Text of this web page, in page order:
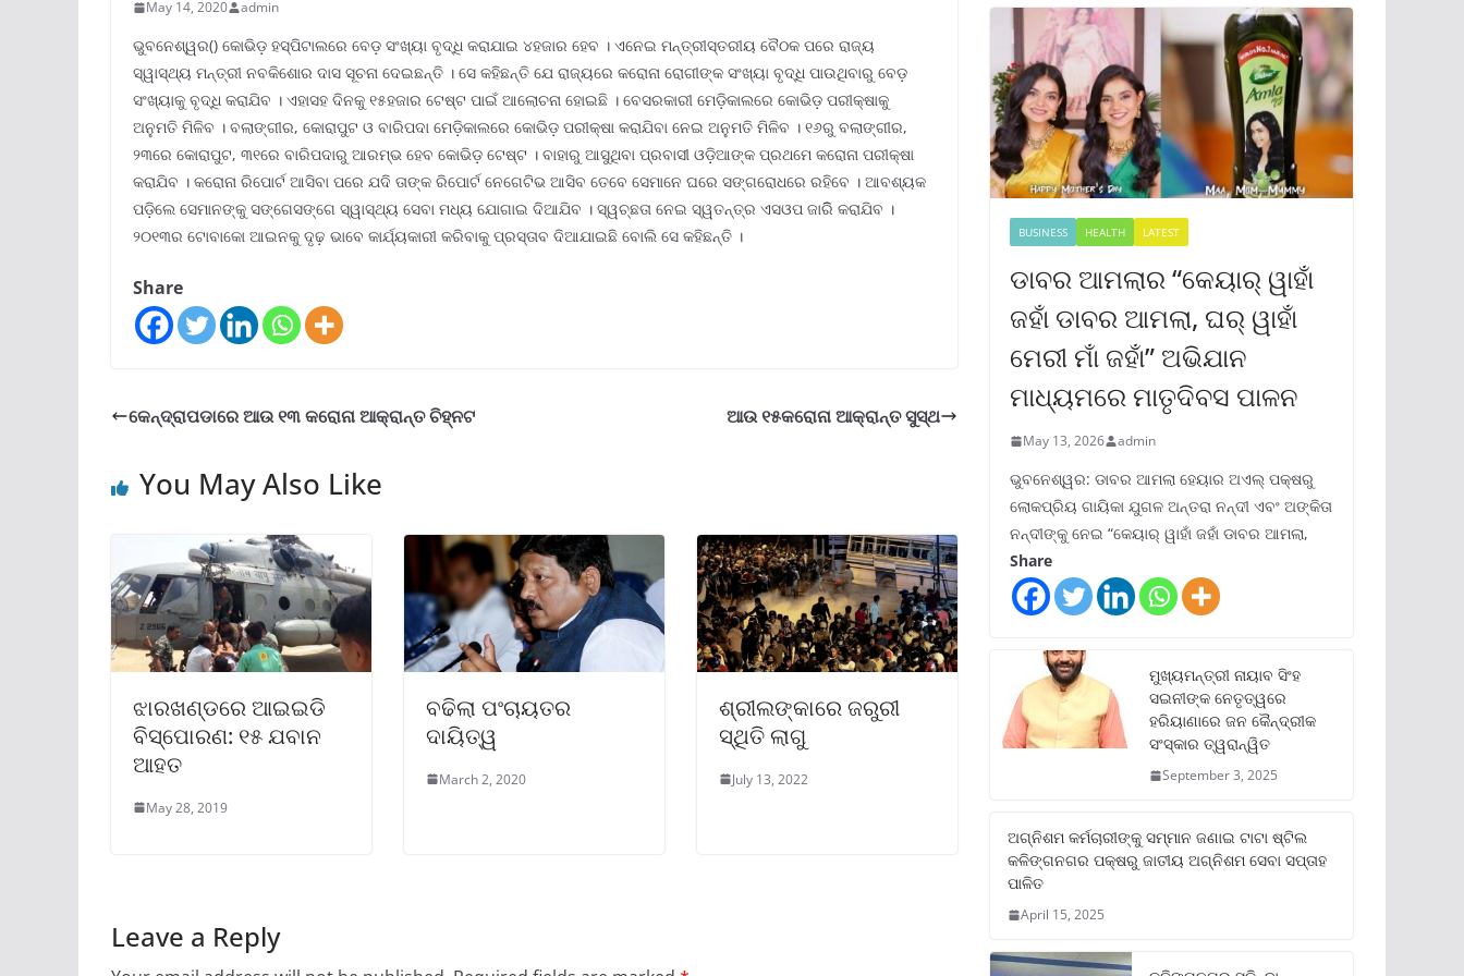
May 14, 2020 admin
ଭୁବନେଶ୍ୱର() କୋଭିଡ଼ ହସ୍ପିଟାଲରେ ବେଡ଼ ସଂଖ୍ୟା ବୃଦ୍ଧି କରାଯାଇ ୪ହଜାର ହେବ । ଏନେଇ ମନ୍ତ୍ରୀସ୍ତରୀୟ ବୈଠକ ପରେ ରାଜ୍ୟ
ସ୍ୱାସ୍ଥ୍ୟ ମନ୍ତ୍ରୀ ନବକିଶୋର ଦାସ ସୂଚନା ଦେଇଛନ୍ତି । ସେ କହିଛନ୍ତି ଯେ ରାଜ୍ୟରେ କରୋନା ରୋଗୀଙ୍କ ସଂଖ୍ୟା ବୃଦ୍ଧି ପାଉଥିବାରୁ ବେଡ଼
ସଂଖ୍ୟାକୁ ବୃଦ୍ଧି କରାଯିବ । ଏହାସହ ଦିନକୁ ୧୫ହଜାର ଟେଷ୍ଟ ପାଇଁ ଆଲୋଚନା ହୋଇଛି । ବେସରକାରୀ ମେଡ଼ିକାଲରେ କୋଭିଡ଼ ପରୀକ୍ଷାକୁ
ଅନୁମତି ମିଳିବ । ବଲାଙ୍ଗୀର, କୋରାପୁଟ ଓ ବାରିପଦା ମେଡ଼ିକାଲରେ କୋଭିଡ଼ ପରୀକ୍ଷା କରାଯିବା ନେଇ ଅନୁମତି ମିଳିବ । ୧୬ରୁ ବଲାଙ୍ଗୀର,
୨୩ରେ କୋରାପୁଟ, ୩୧ରେ ବାରିପଦାରୁ ଆରମ୍ଭ ହେବ କୋଭିଡ଼ ଟେଷ୍ଟ । ବାହାରୁ ଆସୁଥିବା ପ୍ରବାସୀ ଓଡ଼ିଆଙ୍କ ପ୍ରଥମେ କରୋନା ପରୀକ୍ଷା
କରାଯିବ । କରୋନା ରିପୋର୍ଟ ଆସିବା ପରେ ଯଦି ତାଙ୍କ ରିପୋର୍ଟ ନେଗେଟିଭ ଆସିବ ତେବେ ସେମାନେ ଘରେ ସଙ୍ଗରୋଧରେ ରହିବେ । ଆବଶ୍ୟକ
ପଡ଼ିଲେ ସେମାନଙ୍କୁ ସଙ୍ଗେସଙ୍ଗେ ସ୍ୱାସ୍ଥ୍ୟ ସେବା ମଧ୍ୟ ଯୋଗାଇ ଦିଆଯିବ । ସ୍ୱଚ୍ଛତା ନେଇ ସ୍ୱତନ୍ତ୍ର ଏସଓପ ଜାରିି କରାଯିବ ।
୨୦୧୩ର ଟୋବାକୋ ଆଇନକୁ ଦୃଢ଼ ଭାବେ କାର୍ଯ୍ୟକାରୀ କରିବାକୁ ପ୍ରସ୍ତାବ ଦିଆଯାଇଛି ବୋଲି ସେ କହିଛନ୍ତି ।
Share
କେନ୍ଦ୍ରାପଡାରେ ଆଉ ୧୩ କରୋନା ଆକ୍ରାନ୍ତ ଚିହ୍ନଟ ଆଉ ୧୫କରୋନା ଆକ୍ରାନ୍ତ ସୁସ୍ଥ
You May Also Like
ଝାରଖଣ୍ଡରେ ଆଇଇଡି
ବିସ୍ପୋରଣ: ୧୫ ଯବାନ
ଆହତ
May 28, 2019
ବଢିଲା ପଂଚାୟତର
ଦାୟିତ୍ୱ
March 2, 2020
ଶ୍ରୀଲଙ୍କାରେ ଜରୁରୀ
ସ୍ଥିତି ଲାଗୁ
July 13, 2022
Leave a Reply
BUSINESS HEALTH LATEST
ଡାବର ଆମଲାର “କେୟାର୍ ୱାହାଁ
ଜହାଁ ଡାବର ଆମଲା, ଘର୍ ୱାହାଁ
ମେରୀ ମାଁ ଜହାଁ” ଅଭିଯାନ
ମାଧ୍ୟମରେ ମାତୃଦିବସ ପାଳନ
May 13, 2026 admin
ଭୁବନେଶ୍ୱର: ଡାବର ଆମଲା ହେୟାର ଅଏଲ୍ ପକ୍ଷରୁ
ଲୋକପ୍ରିୟ ଗାୟିକା ଯୁଗଳ ଅନ୍ତରା ନନ୍ଦୀ ଏବଂ ଅଙ୍କିତା
ନନ୍ଦୀଙ୍କୁ ନେଇ “କେୟାର୍ ୱାହାଁ ଜହାଁ ଡାବର ଆମଲା,
Share
ମୁଖ୍ୟମନ୍ତ୍ରୀ ନାୟାବ ସିଂହ
ସଇନୀଙ୍କ ନେତୃତ୍ୱରେ
ହରିୟାଣାରେ ଜନ କୈନ୍ଦ୍ରୀକ
ସଂସ୍କାର ତ୍ୱରାନ୍ୱିତ
September 3, 2025
ଅଗ୍ନିଶମ କର୍ମଚାରୀଙ୍କୁ ସମ୍ମାନ ଜଣାଇ ଟାଟା ଷ୍ଟିଲ
କଳିଙ୍ଗନଗର ପକ୍ଷରୁ ଜାତୀୟ ଅଗ୍ନିଶମ ସେବା ସପ୍ତାହ
ପାଳିତ
April 15, 2025